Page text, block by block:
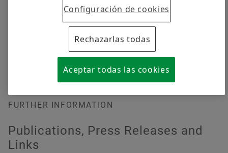
vehicles, you will also find them in the
Click here to find our passenger car products
FURTHER INFORMATION
Publications, Press Releases and
Links
Configuración de cookies
Rechazarlas todas
Aceptar todas las cookies